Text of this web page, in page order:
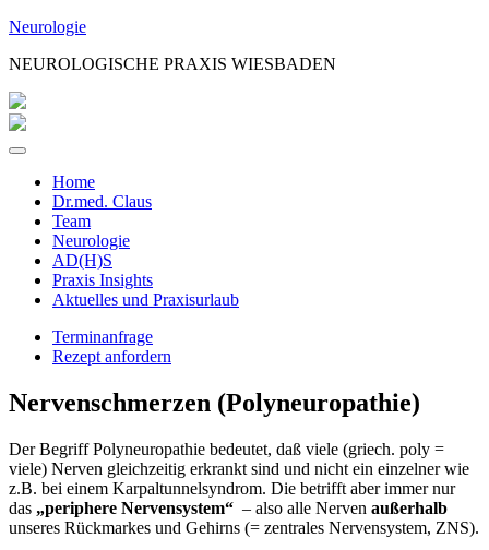
Zum
springen
Neurologie
NEUROLOGISCHE PRAXIS WIESBADEN
Home
Dr.med. Claus
Team
Neurologie
AD(H)S
Praxis Insights
Aktuelles und Praxisurlaub
Terminanfrage
Rezept anfordern
Nervenschmerzen (Polyneuropathie)
Der Begriff Polyneuropathie bedeutet, daß viele (griech. poly =
viele) Nerven gleichzeitig erkrankt sind und nicht ein einzelner wie
z.B. bei einem Karpaltunnelsyndrom. Die betrifft aber immer nur
das „periphere Nervensystem“ – also alle Nerven außerhalb
unseres Rückmarkes und Gehirns (= zentrales Nervensystem, ZNS).